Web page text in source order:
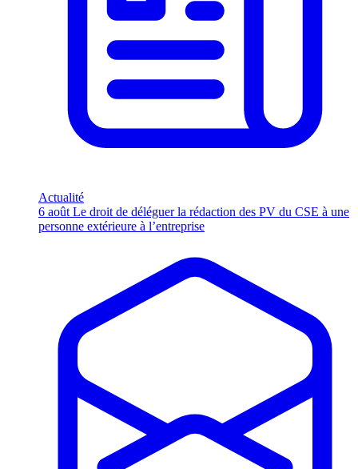
Actualité
6 août Le droit de déléguer la rédaction des PV du CSE à une
personne extérieure à l’entreprise